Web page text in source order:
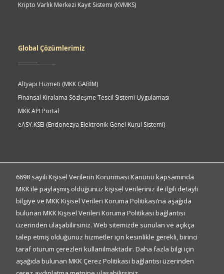
6698 sayılı Kişisel Verilerin Korunması Kanunu kapsamında
MKK ile paylaşmış olduğunuz kişisel verileriniz ile ilgili detaylı
bilgiye ve MKK Kişisel Verileri Koruma Politikası’na aşağıda
bulunan MKK Kişisel Verileri Koruma Politikası bağlantısı
üzerinden ulaşabilirsiniz. Web sitemizde sunulan ve açıkça
talep etmiş olduğunuz hizmetler için kesinlikle gerekli, birinci
taraf oturum çerezleri kullanılmaktadır. Daha fazla bilgi için
aşağıda bulunan MKK Çerez Politikası bağlantısı üzerinden
Kripto Varlık Merkezi Kayıt Sistemi (KVMKS)
Global Çözümlerimiz
Altyapı Hizmeti (MKK GABİM)
Finansal Kiralama Sözleşme Tescil Sistemi Uygulaması
MKK API Portal
eASY.KSEI (Endonezya Elektronik Genel Kurul Sistemi)
Kişisel Verilerin Korunması
Gizlilik Politikası
Bilgi Toplumu Hizmetleri
Sıkça Sorulan Sorular
İletişim Formu